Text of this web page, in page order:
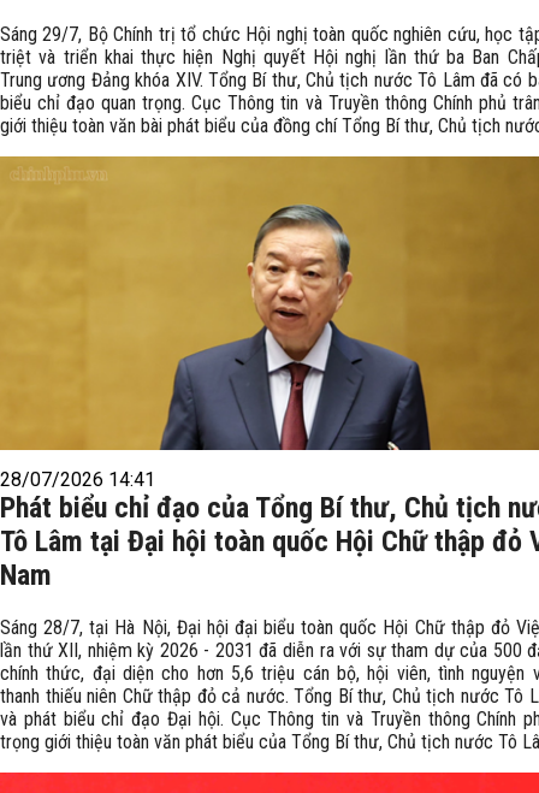
Sáng 29/7, Bộ Chính trị tổ chức Hội nghị toàn quốc nghiên cứu, học
triệt và triển khai thực hiện Nghị quyết Hội nghị lần thứ ba Ban
Trung ương Đảng khóa XIV. Tổng Bí thư, Chủ tịch nước Tô Lâm đã có
biểu chỉ đạo quan trọng. Cục Thông tin và Truyền thông Chính phủ
giới thiệu toàn văn bài phát biểu của đồng chí Tổng Bí thư, Chủ tịch
28/07/2026 14:41
Phát biểu chỉ đạo của Tổng Bí thư, Chủ tịch
Tô Lâm tại Đại hội toàn quốc Hội Chữ thập đỏ
Nam
Sáng 28/7, tại Hà Nội, Đại hội đại biểu toàn quốc Hội Chữ thập đỏ
lần thứ XII, nhiệm kỳ 2026 - 2031 đã diễn ra với sự tham dự của 500
chính thức, đại diện cho hơn 5,6 triệu cán bộ, hội viên, tình nguyện
thanh thiếu niên Chữ thập đỏ cả nước. Tổng Bí thư, Chủ tịch nước Tô
và phát biểu chỉ đạo Đại hội. Cục Thông tin và Truyền thông Chính
trọng giới thiệu toàn văn phát biểu của Tổng Bí thư, Chủ tịch nước Tô